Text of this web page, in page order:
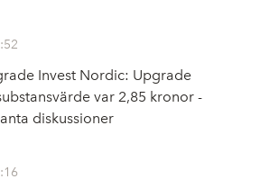
Invest Nordic: Upgrade
var 2,85 kronor -
diskussioner